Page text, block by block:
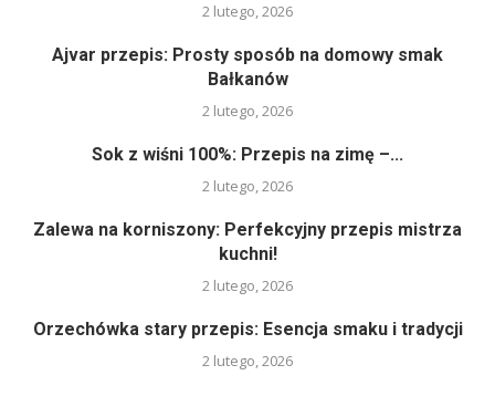
2 lutego, 2026
Ajvar przepis: Prosty sposób na domowy smak
Bałkanów
2 lutego, 2026
Sok z wiśni 100%: Przepis na zimę –...
2 lutego, 2026
Zalewa na korniszony: Perfekcyjny przepis mistrza
kuchni!
2 lutego, 2026
Orzechówka stary przepis: Esencja smaku i tradycji
2 lutego, 2026